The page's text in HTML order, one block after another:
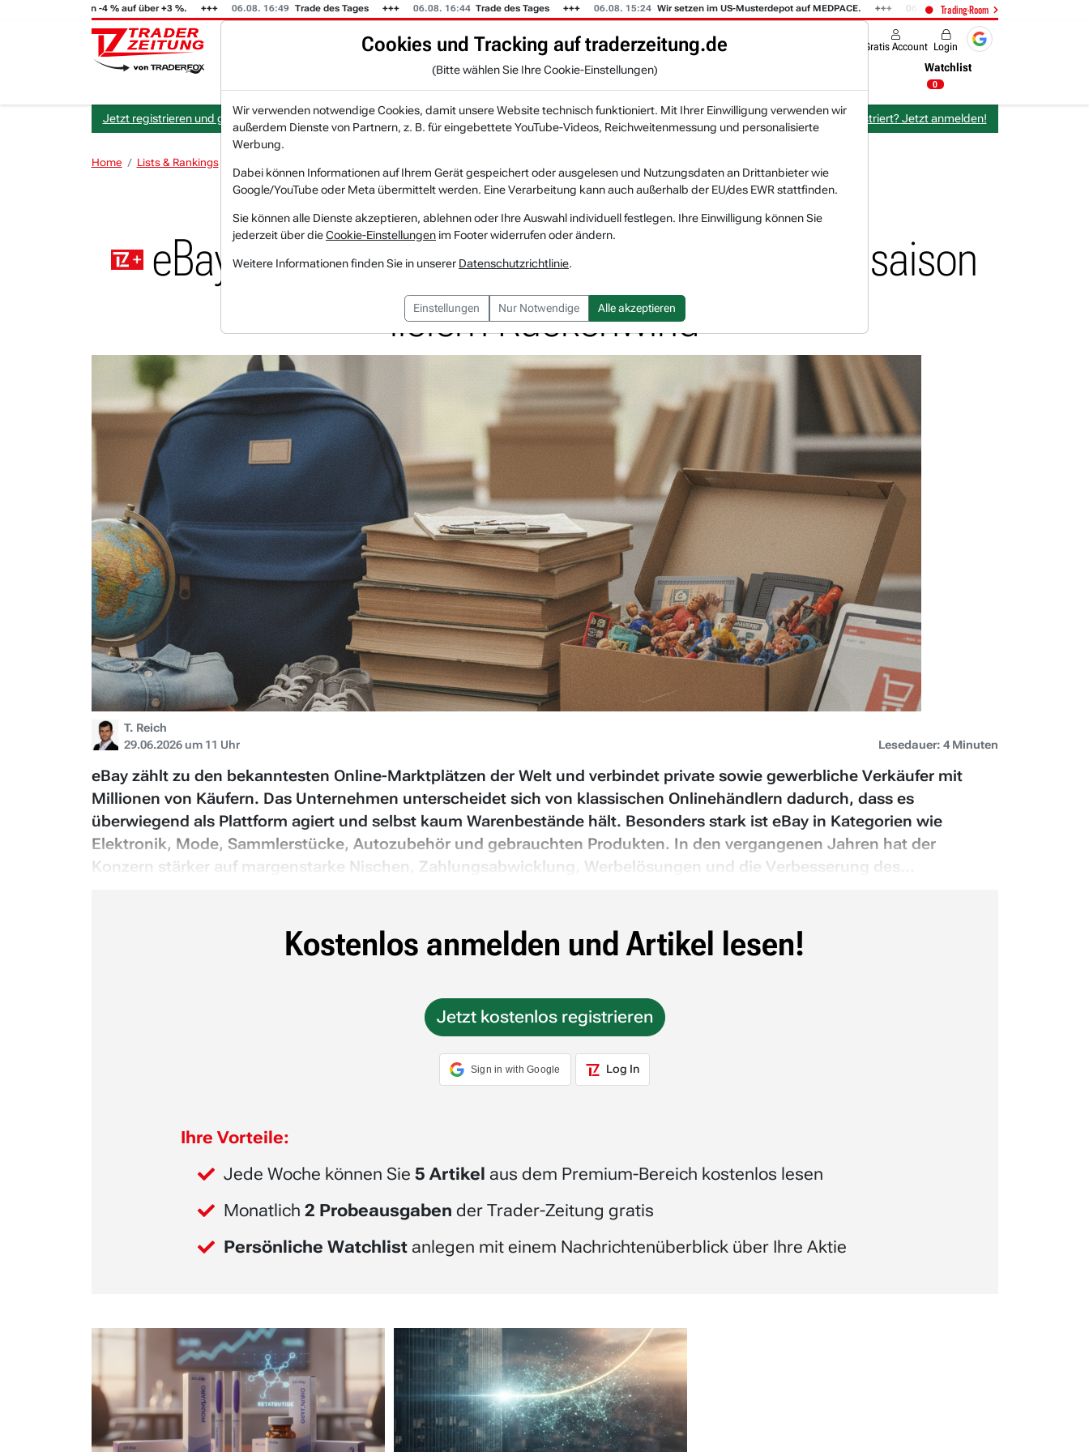
Trading-Room
(i) steigt von -4 % auf über +3 %. 06.08. 16:49 Trade des Tages 06.08. 16:44 Trade des Tages 06.08. 15:24 Wir setzen im US-Musterdepot auf MEDPACE. 06.08. 14:58 AMAZON (i) hat zwei Tage
Gratis Account Login
KI-Agenten NEU Zeitung Rankings & Trends Watchlist
0
Jetzt registrieren und gratis Artikel lesen. Bereits bei TraderFox registriert? Jetzt anmelden!
Home Lists & Rankings
eBay
eBay: Gebrauchtwaren-Boom und US-Schulsaison
liefern Rückenwind
T. Reich
29.06.2026 um 11 Uhr
Lesedauer: 4 Minuten
eBay zählt zu den bekanntesten Online-Marktplätzen der Welt und verbindet private sowie gewerbliche Verkäufer mit
Millionen von Käufern. Das Unternehmen unterscheidet sich von klassischen Onlinehändlern dadurch, dass es
überwiegend als Plattform agiert und selbst kaum Warenbestände hält. Besonders stark ist eBay in Kategorien wie
Elektronik, Mode, Sammlerstücke, Autozubehör und gebrauchten Produkten. In den vergangenen Jahren hat der
Konzern stärker auf margenstarke Nischen, Zahlungsabwicklung, Werbelösungen und die Verbesserung des...
Kostenlos anmelden und Artikel lesen!
Jetzt kostenlos registrieren
Sign in with Google Log In
Ihre Vorteile:
Jede Woche können Sie 5 Artikel aus dem Premium-Bereich kostenlos lesen
Monatlich 2 Probeausgaben der Trader-Zeitung gratis
Persönliche Watchlistanlegen mit einem Nachrichtenüberblick über Ihre Aktie
Cookies und Tracking auf traderzeitung.de
(Bitte wählen Sie Ihre Cookie-Einstellungen)
Wir verwenden notwendige Cookies, damit unsere Website technisch funktioniert. Mit Ihrer Einwilligung verwenden wir
außerdem Dienste von Partnern, z. B. für eingebettete YouTube-Videos, Reichweitenmessung und personalisierte
Werbung.
Dabei können Informationen auf Ihrem Gerät gespeichert oder ausgelesen und Nutzungsdaten an Drittanbieter wie
Google/YouTube oder Meta übermittelt werden. Eine Verarbeitung kann auch außerhalb der EU/des EWR stattfinden.
Sie können alle Dienste akzeptieren, ablehnen oder Ihre Auswahl individuell festlegen. Ihre Einwilligung können Sie
jederzeit über dieCookie-Einstellungen im Footer widerrufen oder ändern.
Weitere Informationen finden Sie in unserer Datenschutzrichtlinie.
Einstellungen Nur Notwendige Alle akzeptieren